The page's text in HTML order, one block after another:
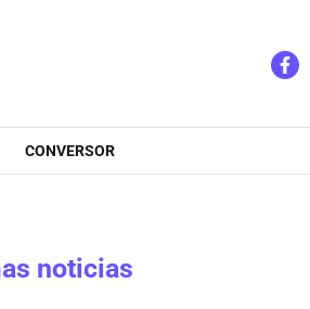
CONVERSOR
noticias